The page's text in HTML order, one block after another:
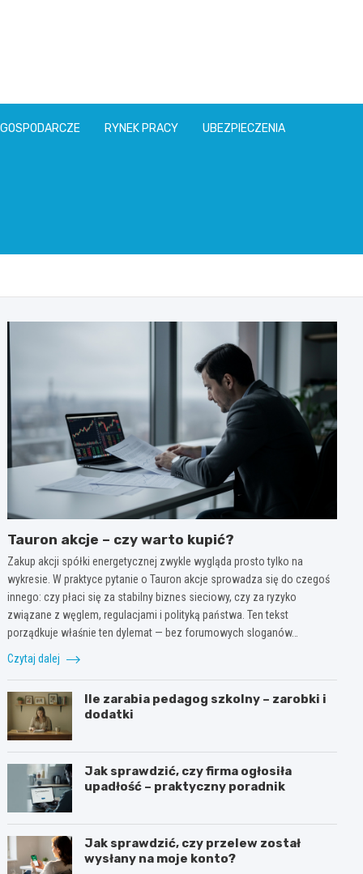
RYNEK PRACY UBEZPIECZENIA
Tauron akcje – czy warto kupić?
Zakup akcji spółki energetycznej zwykle wygląda prosto tylko na
wykresie. W praktyce pytanie o Tauron akcje sprowadza się do czegoś
innego: czy płaci się za stabilny biznes sieciowy, czy za ryzyko
związane z węglem, regulacjami i polityką państwa. Ten tekst
porządkuje właśnie ten dylemat — bez forumowych sloganów…
Czytaj dalej
Ile zarabia pedagog szkolny – zarobki i
dodatki
Jak sprawdzić, czy firma ogłosiła
upadłość – praktyczny poradnik
Jak sprawdzić, czy przelew został
wysłany na moje konto?